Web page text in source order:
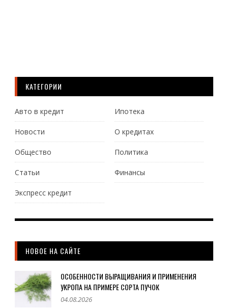
КАТЕГОРИИ
Авто в кредит Ипотека
Новости О кредитах
Общество Политика
Статьи Финансы
Экспресс кредит
НОВОЕ НА САЙТЕ
ОСОБЕННОСТИ ВЫРАЩИВАНИЯ И ПРИМЕНЕНИЯ
УКРОПА НА ПРИМЕРЕ СОРТА ПУЧОК
04.08.2026